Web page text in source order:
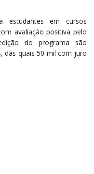
estudantes em cursos
avaliação positiva pelo
do programa são
das quais 50 mil com juro